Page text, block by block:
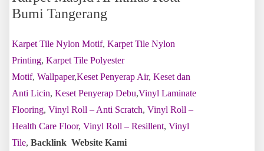
Bumi Tangerang
Karpet Tile Nylon Motif, Karpet Tile Nylon
Printing, Karpet Tile Polyester
Motif, Wallpaper,Keset Penyerap Air, Keset dan
Anti Licin, Keset Penyerap Debu,Vinyl Laminate
Flooring, Vinyl Roll – Anti Scratch, Vinyl Roll –
Health Care Floor, Vinyl Roll – Resillent, Vinyl
Tile, Backlink Website Kami